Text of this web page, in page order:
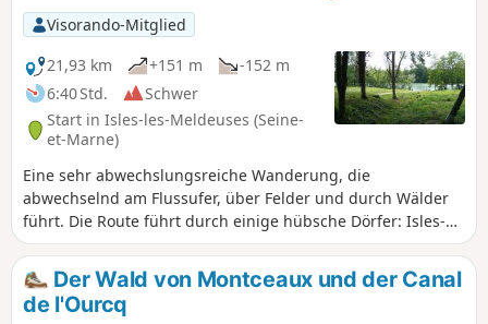
Visorando-Mitglied
21,93 km
+151 m
-152 m
6:40 Std.
Schwer
Start in Isles-les-Meldeuses (Seine-
et-Marne)
Eine sehr abwechslungsreiche Wanderung, die
abwechselnd am Flussufer, über Felder und durch Wälder
führt. Die Route führt durch einige hübsche Dörfer: Isles-
les-Meldeuses, Mary-sur-Marne, Tancrou, Saint-Jean-les-
Deux-Jumeaux. Das weitläufige Hügelland bietet schöne
Ausblicke auf das Marne-Tal und die Hügel, die seine
Windungen säumen.
Der Wald von Montceaux und der Canal
de l'Ourcq